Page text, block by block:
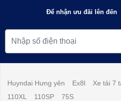
Để nhận ưu đãi lên đến
Huyndai Hưng yên Ex8l Xe tải 7
110XL
110SP 75S